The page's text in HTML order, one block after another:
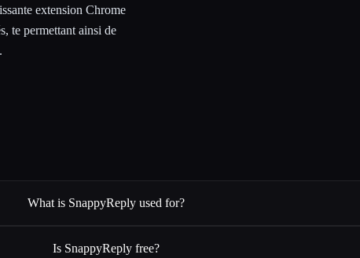
extension Chrome
te permettant ainsi de
What is SnappyReply used for?
Is SnappyReply free?